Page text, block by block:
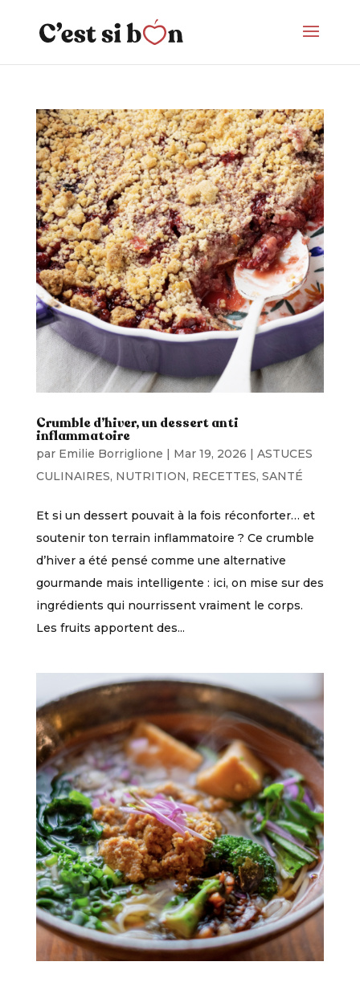
Crumble d’hiver, un dessert anti
inflammatoire
par Emilie Borriglione | Mar 19, 2026 | ASTUCES
CULINAIRES, NUTRITION, RECETTES, SANTÉ
Et si un dessert pouvait à la fois réconforter… et
soutenir ton terrain inflammatoire ? Ce crumble
d’hiver a été pensé comme une alternative
gourmande mais intelligente : ici, on mise sur des
ingrédients qui nourrissent vraiment le corps.
Les fruits apportent des...